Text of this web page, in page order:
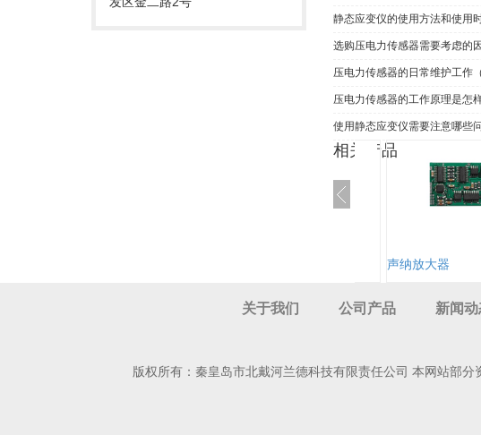
静态应变仪的使用方法和使用
选购压电力传感器需要考虑的
压电力传感器的日常维护工作（
压电力传感器的工作原理是怎
使用静态应变仪需要注意哪些
相关产品
声纳放大器
关于我们 公司产品 新闻
版权所有：秦皇岛市北戴河兰德科技有限责任公司 本网站部